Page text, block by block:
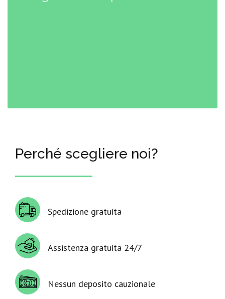
Perché scegliere noi?
Spedizione gratuita
Assistenza gratuita 24/7
Nessun deposito cauzionale